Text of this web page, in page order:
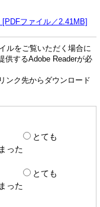
ファイル／2.41MB]
ルをご覧いただく場合に
供するAdobe Readerが必
ンク先からダウンロード
とても
まった
とても
まった